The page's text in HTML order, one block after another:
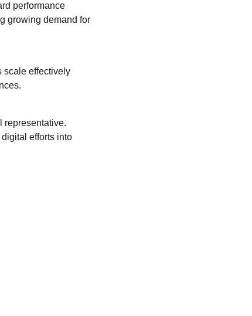
performance
growing demand for
scale effectively
representative.
efforts into